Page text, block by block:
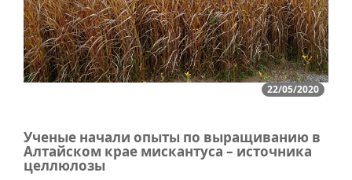
22/05/2020
Ученые начали опыты по выращиванию в
Алтайском крае мискантуса – источника
целлюлозы